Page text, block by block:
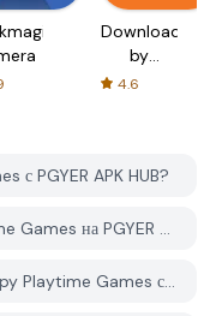
Downloader
by
AFTVnews
4.6
с PGYER APK HUB?
Бесплатно ли скачивать Puppy Playtime Games на PGYER APK HUB?
Нужен ли аккаунт для скачивания Puppy Playtime Games с PGYER APK HUB?